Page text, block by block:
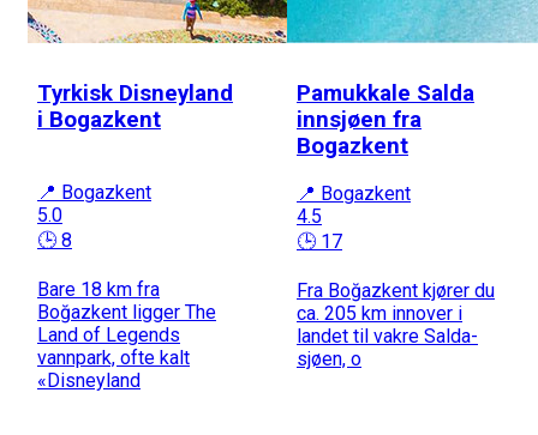
Tyrkisk Disneyland
i Bogazkent
📍 Bogazkent
5.0
🕒 8
Bare 18 km fra
Boğazkent ligger The
Land of Legends
vannpark, ofte kalt
«Disneyland
Pamukkale Salda
innsjøen fra
Bogazkent
📍 Bogazkent
4.5
🕒 17
Fra Boğazkent kjører du
ca. 205 km innover i
landet til vakre Salda-
sjøen, o